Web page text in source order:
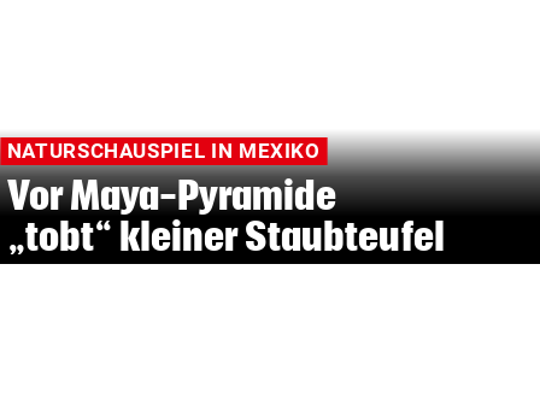
NATURSCHAUSPIEL IN MEXIKO
Vor Maya-Pyramide
„tobt“ kleiner Staubteufel